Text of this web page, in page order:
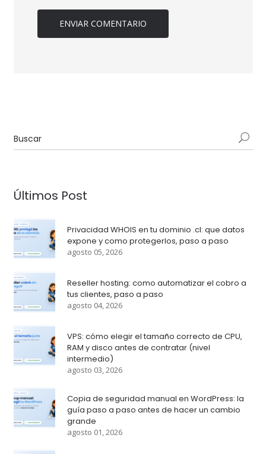
Últimos Post
Privacidad WHOIS en tu dominio .cl: que datos
expone y como protegerlos, paso a paso
agosto 05, 2026
Reseller hosting: como automatizar el cobro a
tus clientes, paso a paso
agosto 04, 2026
VPS: cómo elegir el tamaño correcto de CPU,
RAM y disco antes de contratar (nivel
intermedio)
agosto 03, 2026
Copia de seguridad manual en WordPress: la
guía paso a paso antes de hacer un cambio
grande
agosto 01, 2026